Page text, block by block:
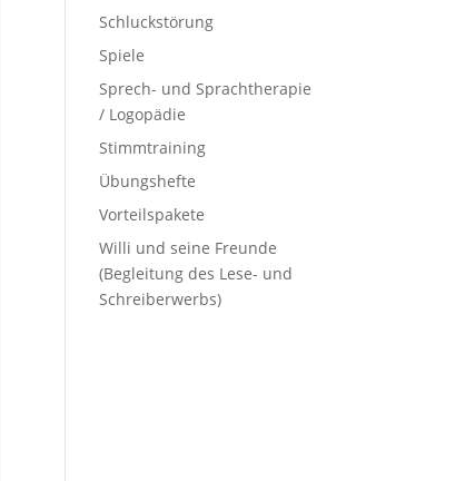
Schluckstörung
Spiele
Sprech- und Sprachtherapie
/ Logopädie
Stimmtraining
Übungshefte
Vorteilspakete
Willi und seine Freunde
(Begleitung des Lese- und
Schreiberwerbs)